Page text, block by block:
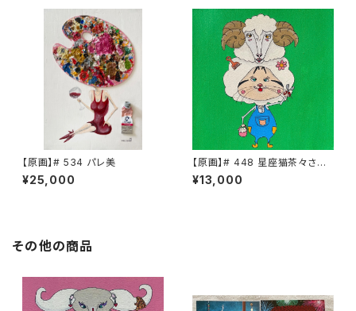
【原画】# 534 パレ美
¥25,000
【原画】# 448 星座猫茶々さん
牡羊座
¥13,000
その他の商品